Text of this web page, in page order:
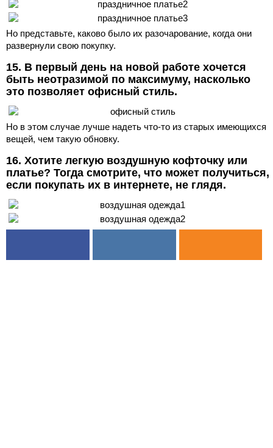
Но представьте, каково было их разочарование, когда они
развернули свою покупку.
15. В первый день на новой работе хочется
быть неотразимой по максимуму, насколько
это позволяет офисный стиль.
Но в этом случае лучше надеть что-то из старых имеющихся
вещей, чем такую обновку.
16. Хотите легкую воздушную кофточку или
платье? Тогда смотрите, что может получиться,
если покупать их в интернете, не глядя.